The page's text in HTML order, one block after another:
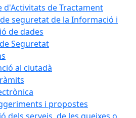
d'Activitats de Tractament
seguretat de la Informació i
de dades
Seguretat
al ciutadà
i propostes